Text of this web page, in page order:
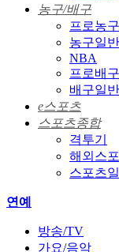
농구/배구
프로농구
농구일반
NBA
프로배구
배구일반
e스포츠
스포츠종합
격투기
해외스
스포츠
연예
방송/TV
가요/음악